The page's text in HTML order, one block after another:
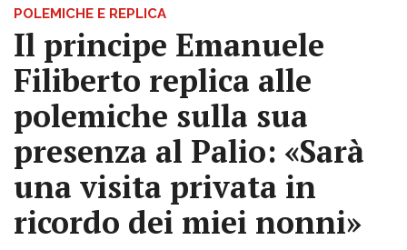
POLEMICHE E REPLICA
Il principe Emanuele
Filiberto replica alle
polemiche sulla sua
presenza al Palio: «Sarà
una visita privata in
ricordo dei miei nonni»